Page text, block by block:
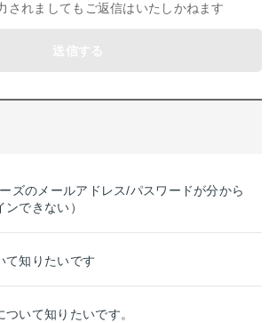
されましてもご返信はいたしかねます
ズのメールアドレス/パスワードが分から
できない）
て知りたいです
いて知りたいです。